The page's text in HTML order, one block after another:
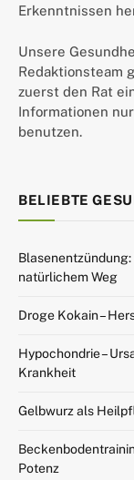
Erkenntnissen
Unsere
Redaktionsteam
zuerst den Rat
Informationen
benutzen.
BELIEBTE
natürlichem Weg
Droge Kokain –
Hypochondrie –
Krankheit
Gelbwurz als
Potenz